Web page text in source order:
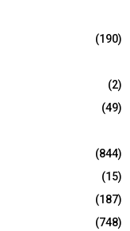
(190)
(2)
(49)
(844)
(15)
(187)
(748)